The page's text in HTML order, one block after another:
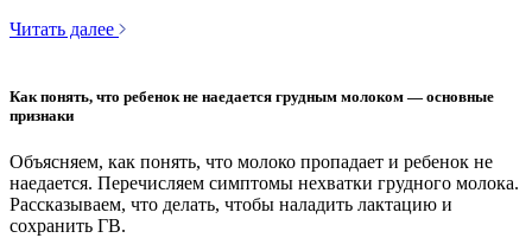
Читать далее
Как понять, что ребенок не наедается грудным молоком — основные
признаки
Объясняем, как понять, что молоко пропадает и ребенок не
наедается. Перечисляем симптомы нехватки грудного молока.
Рассказываем, что делать, чтобы наладить лактацию и
сохранить ГВ.